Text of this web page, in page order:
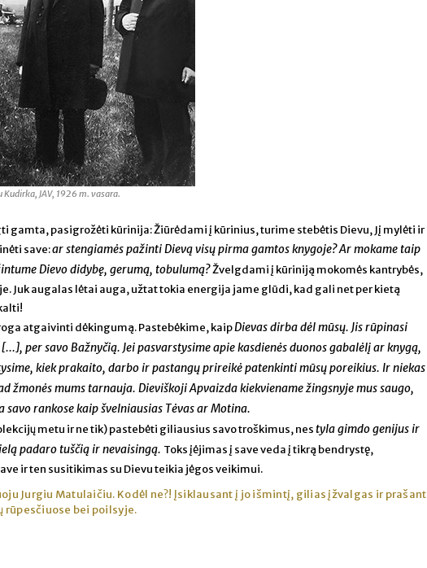
JAV, 1926 m. vasara.
gamta, pasigrožėti kūrinija: Žiūrėdami į kūrinius, turime stebėtis Dievu, Jį mylėti ir
save:ar stengiamės pažinti Dievą visų pirma gamtos knygoje? Ar mokame taip
Dievo didybę, gerumą, tobulumą?Žvelgdami į kūriniją mokomės kantrybės,
Juk augalas lėtai auga, užtat tokia energija jame glūdi, kad gali net per kietą
atgaivinti dėkingumą. Pastebėkime, kaipDievas dirba dėl mūsų. Jis rūpinasi
per savo Bažnyčią. Jei pasvarstysime apie kasdienės duonos gabalėlį ar knygą,
kiek prakaito, darbo ir pastangų prireikė patenkinti mūsų poreikius. Ir niekas
žmonės mums tarnauja. Dieviškoji Apvaizda kiekviename žingsnyje mus saugo,
rankose kaip švelniausias Tėvas ar Motina.
metu ir ne tik) pastebėti giliausius savo troškimus, nes tyla gimdo genijus ir
padaro tuščią ir nevaisingą. Toks įėjimas į save veda į tikrą bendrystę,
ir ten susitikimas su Dievu teikia jėgos veikimui.
Jurgiu Matulaičiu. Kodėl ne?! Įsiklausant į jo išmintį, gilias įžvalgas ir prašant
rūpesčiuose bei poilsyje.